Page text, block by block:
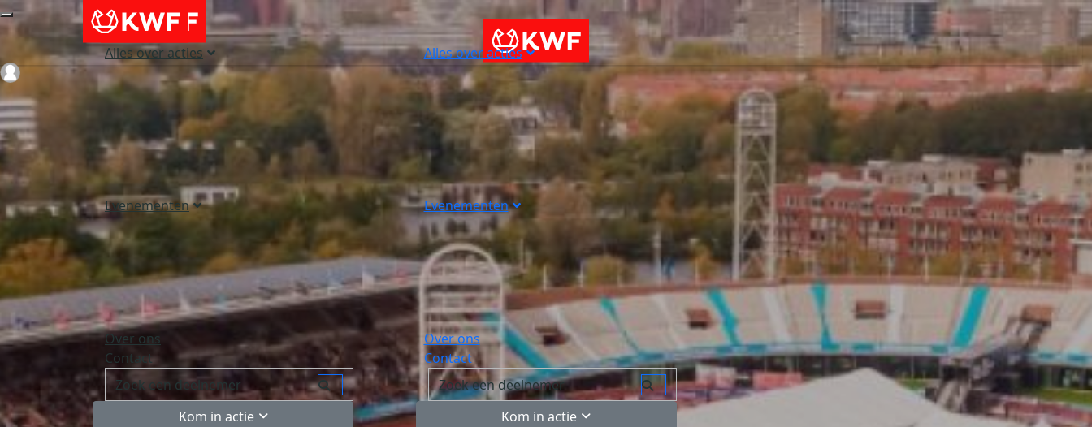
Alles over acties
Evenementen
Over ons
Contact
Kom in actie
Alles over acties
Evenementen
Over ons
Contact
Kom in actie
Login